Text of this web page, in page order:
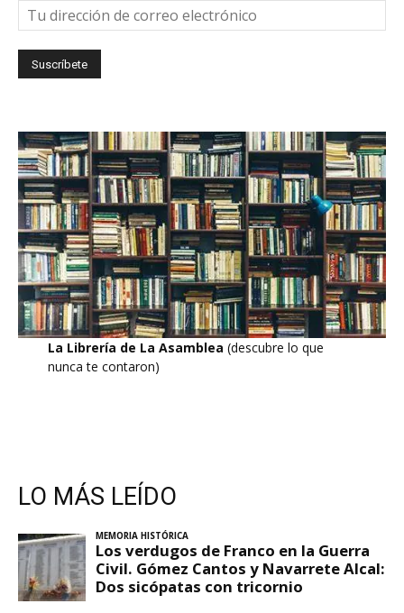
La Librería de La Asamblea (descubre lo que
nunca te contaron)
LO MÁS LEÍDO